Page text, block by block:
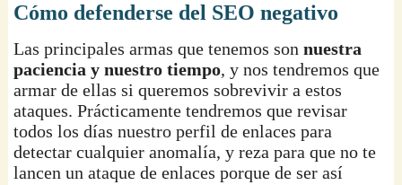
Cómo defenderse del SEO negativo
Las principales armas que tenemos sonnuestra
paciencia y nuestro tiempo, y nos tendremos que
armar de ellas si queremos sobrevivir a estos
ataques. Prácticamente tendremos que revisar
todos los días nuestro perfil de enlaces para
detectar cualquier anomalía, y reza para que no te
lancen un ataque de enlaces porque de ser así